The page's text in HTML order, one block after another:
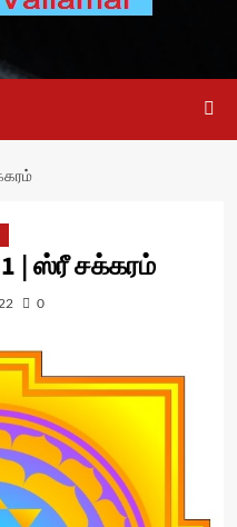
| ஸ்ரீ சக்கரம்
0